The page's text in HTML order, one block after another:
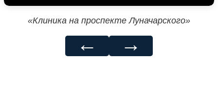
«Клиника на проспекте Луначарского»
← →